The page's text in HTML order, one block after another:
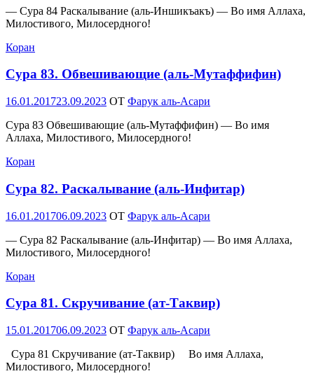
— Сура 84 Раскалывание (аль-Иншикъакъ) — Во имя Аллаха,
Милостивого, Милосердного!
Коран
Сура 83. Обвешивающие (аль-Мутаффифин)
Опубликовано
16.01.201723.09.2023 OT Фарук аль-Асари
Сура 83 Обвешивающие (аль-Мутаффифин) — Во имя
Аллаха, Милостивого, Милосердного!
Коран
Сура 82. Раскалывание (аль-Инфитар)
Опубликовано
16.01.201706.09.2023 OT Фарук аль-Асари
— Сура 82 Раскалывание (аль-Инфитар) — Во имя Аллаха,
Милостивого, Милосердного!
Коран
Сура 81. Скручивание (ат-Таквир)
Опубликовано
15.01.201706.09.2023 OT Фарук аль-Асари
Сура 81 Скручивание (ат-Таквир) Во имя Аллаха,
Милостивого, Милосердного!